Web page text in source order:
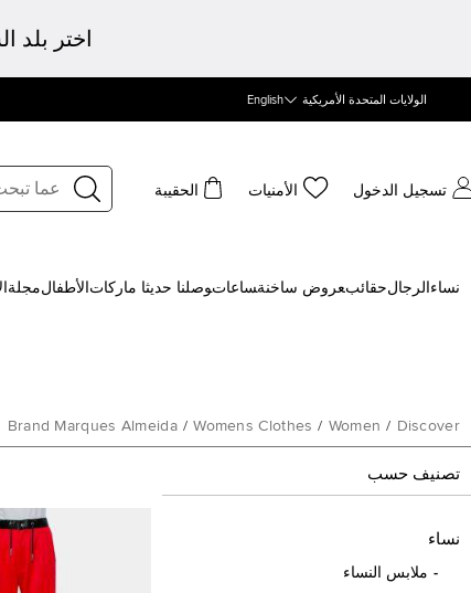
اختر بلد
الولايات المتحدة الأمريكية English
تسجيل الدخول الأمنيات الحقيبة
نساء الرجالحقائب‍عروض ساخنة‍ساعات‍وصلنا حديثا ‍ ماركات الأطفالمجلة
Discover
/
Women
/
Womens Clothes
/
Brand Marques Almeida
تصنيف حسب
نساء
ملابس النساء